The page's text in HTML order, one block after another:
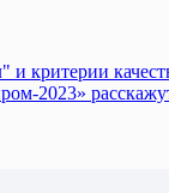
критерии
2023»